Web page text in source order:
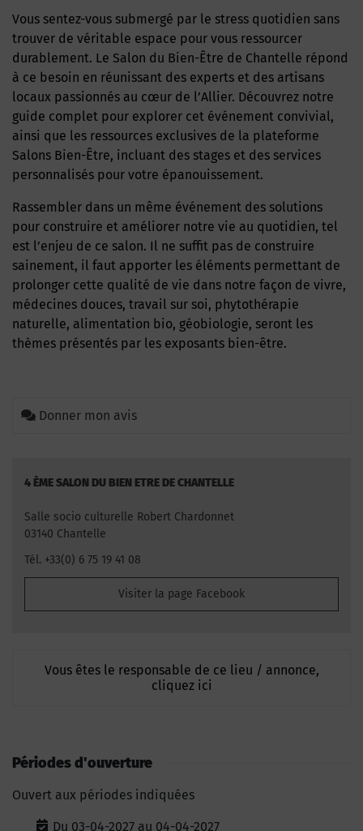
Vous sentez-vous submergé par le stress quotidien sans
trouver de véritable espace pour vous ressourcer
durablement. Le Salon du Bien-Être de Chantelle répond
à ce besoin en réunissant des experts et des artisans
locaux passionnés au cœur de l’Allier. Découvrez notre
guide complet pour explorer cet événement convivial,
ainsi que les ressources exclusives de la plateforme
Salons Bien-Être, incluant des stages et des services
personnalisés pour votre épanouissement.
Rassembler dans un même événement des solutions
pour construire et améliorer notre vie au quotidien, tel
est l’enjeu de ce salon. Il ne suffit pas de construire
sainement, il faut apporter les éléments permettant de
prolonger cette qualité de vie dans notre façon de vivre,
médecines douces, travail sur soi, phytothérapie
naturelle, alimentation bio, géobiologie, seront les
thèmes présentés par les exposants bien-être.
Donner mon avis
4 ÈME SALON DU BIEN ETRE DE CHANTELLE
Salle socio culturelle Robert Chardonnet
03140 Chantelle
Tél. +33(0) 6 75 19 41 08
Visiter la page Facebook
Vous êtes le responsable de ce lieu / annonce,
cliquez ici
Périodes d'ouverture
Ouvert aux périodes indiquées
Du 03-04-2027 au 04-04-2027